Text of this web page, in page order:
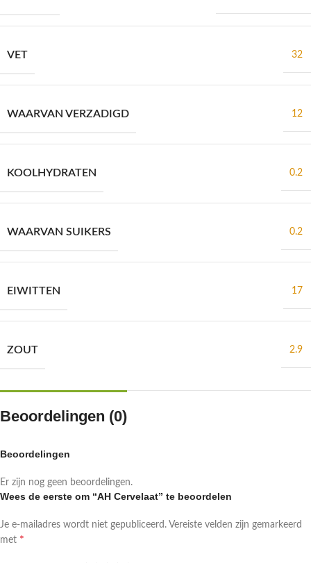
VET 32
WAARVAN VERZADIGD 12
KOOLHYDRATEN 0.2
WAARVAN SUIKERS 0.2
EIWITTEN 17
ZOUT 2.9
Beoordelingen (0)
Beoordelingen
Er zijn nog geen beoordelingen.
Wees de eerste om “AH Cervelaat” te beoordelen
Je e-mailadres wordt niet gepubliceerd. Vereiste velden zijn gemarkeerd
met *